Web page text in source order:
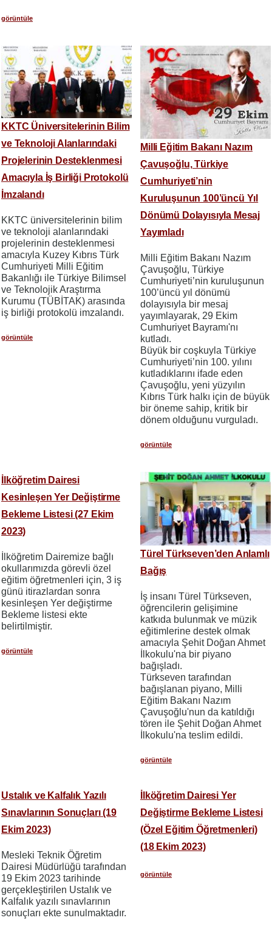
görüntüle
KKTC Üniversitelerinin Bilim
ve Teknoloji Alanlarındaki
Projelerinin Desteklenmesi
Amacıyla İş Birliği Protokolü
İmzalandı
KKTC üniversitelerinin bilim
ve teknoloji alanlarındaki
projelerinin desteklenmesi
amacıyla Kuzey Kıbrıs Türk
Cumhuriyeti Milli Eğitim
Bakanlığı ile Türkiye Bilimsel
ve Teknolojik Araştırma
Kurumu (TÜBİTAK) arasında
iş birliği protokolü imzalandı.
görüntüle
Milli Eğitim Bakanı Nazım
Çavuşoğlu, Türkiye
Cumhuriyeti’nin
Kuruluşunun 100’üncü Yıl
Dönümü Dolayısıyla Mesaj
Yayımladı
Milli Eğitim Bakanı Nazım
Çavuşoğlu, Türkiye
Cumhuriyeti’nin kuruluşunun
100’üncü yıl dönümü
dolayısıyla bir mesaj
yayımlayarak, 29 Ekim
Cumhuriyet Bayramı'nı
kutladı.
Büyük bir coşkuyla Türkiye
Cumhuriyeti’nin 100. yılını
kutladıklarını ifade eden
Çavuşoğlu, yeni yüzyılın
Kıbrıs Türk halkı için de büyük
bir öneme sahip, kritik bir
dönem olduğunu vurguladı.
görüntüle
İlköğretim Dairesi
Kesinleşen Yer Değiştirme
Bekleme Listesi (27 Ekim
2023)
İlköğretim Dairemize bağlı
okullarımızda görevli özel
eğitim öğretmenleri için, 3 iş
günü itirazlardan sonra
kesinleşen Yer değiştirme
Bekleme listesi ekte
belirtilmiştir.
görüntüle
Türel Türkseven’den Anlamlı
Bağış
İş insanı Türel Türkseven,
öğrencilerin gelişimine
katkıda bulunmak ve müzik
eğitimlerine destek olmak
amacıyla Şehit Doğan Ahmet
İlkokulu'na bir piyano
bağışladı.
Türkseven tarafından
bağışlanan piyano, Milli
Eğitim Bakanı Nazım
Çavuşoğlu'nun da katıldığı
tören ile Şehit Doğan Ahmet
İlkokulu'na teslim edildi.
görüntüle
Ustalık ve Kalfalık Yazılı
Sınavlarının Sonuçları (19
Ekim 2023)
Mesleki Teknik Öğretim
Dairesi Müdürlüğü tarafından
19 Ekim 2023 tarihinde
gerçekleştirilen Ustalık ve
Kalfalık yazılı sınavlarının
sonuçları ekte sunulmaktadır.
İlköğretim Dairesi Yer
Değiştirme Bekleme Listesi
(Özel Eğitim Öğretmenleri)
(18 Ekim 2023)
görüntüle